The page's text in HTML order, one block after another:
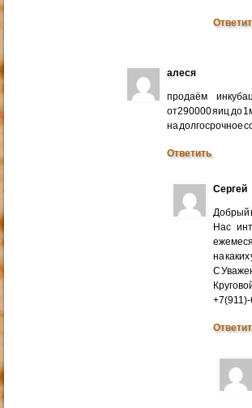
алеся
продаём
от290000 яиц до
на долгосрочное
Ответить
Сергей
Добрый
Нас
на
С